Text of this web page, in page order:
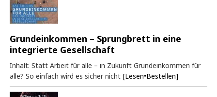
Grundeinkommen – Sprungbrett in eine
integrierte Gesellschaft
Inhalt: Statt Arbeit für alle – in Zukunft Grundeinkommen für
alle? So einfach wird es sicher nicht [Lesen•Bestellen]